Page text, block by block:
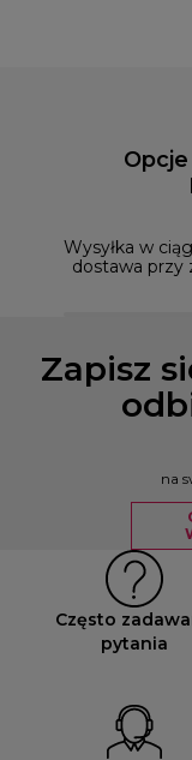
Wysyłka w
dostawa przy
Zapisz
na
Często
pytania